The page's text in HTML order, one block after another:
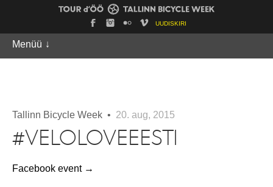
UUDISKIRI
Menüü ↓
Tallinn Bicycle Week • 20. aug, 2015
#VELOLOVEEESTI
Facebook event →